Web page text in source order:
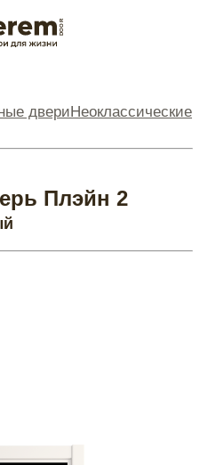
DOOR
двери Неоклассические
Плэйн 2